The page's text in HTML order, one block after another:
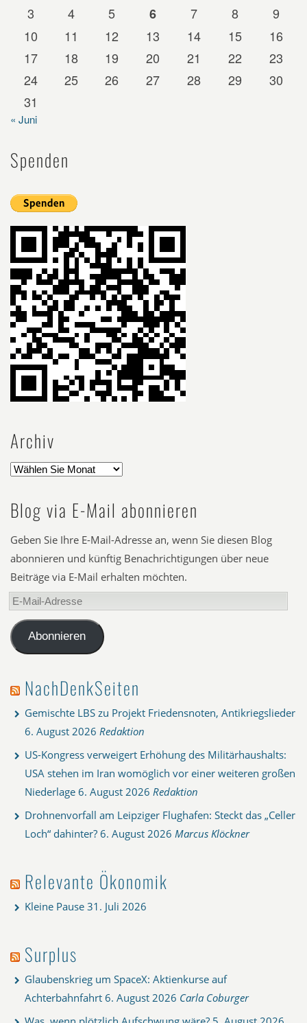
3 4 5 6 7 8
9
10
11 12 13 14 15
16
17
18 19 20 21 22
23
24
25 26 27 28 29
30
31
« Juni
Spenden
Archiv
Blog via E-Mail abonnieren
Geben Sie Ihre E-Mail-Adresse an, wenn Sie diesen Blog
abonnieren und künftig Benachrichtigungen über neue
Beiträge via E-Mail erhalten möchten.
E-
Mail-
AdresseAbonnieren
NachDenkSeiten
Gemischte LBS zu Projekt Friedensnoten, Antikriegslieder
6. August 2026 Redaktion
US-Kongress verweigert Erhöhung des Militärhaushalts:
USA stehen im Iran womöglich vor einer weiteren großen
Niederlage 6. August 2026 Redaktion
Drohnenvorfall am Leipziger Flughafen: Steckt das „Celler
Loch“ dahinter? 6. August 2026 Marcus Klöckner
Relevante Ökonomik
Kleine Pause 31. Juli 2026
Surplus
Glaubenskrieg um SpaceX: Aktienkurse auf
Achterbahnfahrt 6. August 2026 Carla Coburger